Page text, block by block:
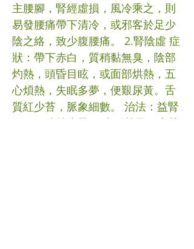
主腰腳，腎經虛損，風冷乘之，則
易發腰痛帶下清冷，或邪客於足少
陰之絡，致少腹腰痛。 2.腎陰虛 症
狀：帶下赤白，質稍黏無臭，陰部
灼熱，頭昏目眩，或面部烘熱，五
心煩熱，失眠多夢，便艱尿黃。舌
質紅少苔，脈象細數。 治法：益腎
滋陰，清熱止帶。 生活禁忌：房勞